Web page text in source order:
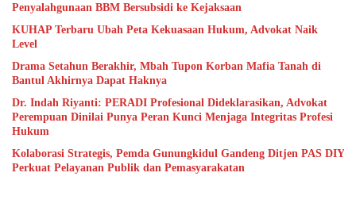
Penyalahgunaan BBM Bersubsidi ke Kejaksaan
KUHAP Terbaru Ubah Peta Kekuasaan Hukum, Advokat Naik
Level
Drama Setahun Berakhir, Mbah Tupon Korban Mafia Tanah di
Bantul Akhirnya Dapat Haknya
Dr. Indah Riyanti: PERADI Profesional Dideklarasikan, Advokat
Perempuan Dinilai Punya Peran Kunci Menjaga Integritas Profesi
Hukum
Kolaborasi Strategis, Pemda Gunungkidul Gandeng Ditjen PAS DIY
Perkuat Pelayanan Publik dan Pemasyarakatan